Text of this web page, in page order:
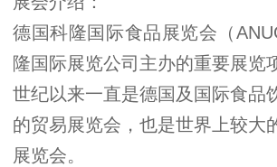
德国科隆国际食品展览会（
隆国际展览公司主办的重要展览
世纪以来一直是德国及国际食品
的贸易展览会，也是世界上较大
展览会。